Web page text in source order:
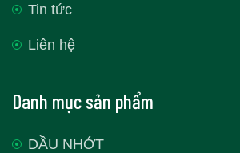
Tin tức
Liên hệ
Danh mục sản phẩm
DẦU NHỚT